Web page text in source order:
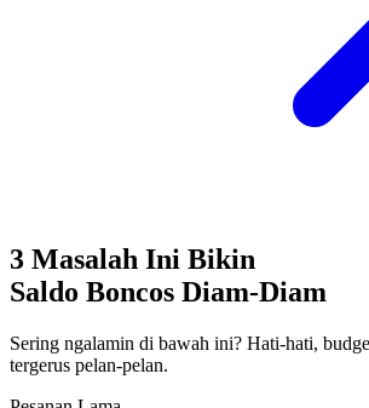
3 Masalah Ini Bikin
Saldo Boncos Diam-Diam
Sering ngalamin di bawah ini? Hati-hati,
tergerus pelan-pelan.